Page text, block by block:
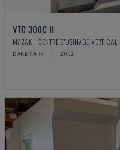
VTC 300C II
MAZAK - CENTRE D'USINAGE VERTICAL
DANEMARK 2012